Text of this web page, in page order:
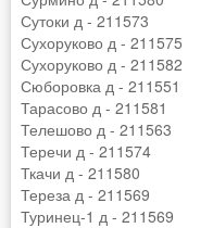
Сутоки д - 211573
Сухоруково д - 211575
Сухоруково д - 211582
Сюборовка д - 211551
Тарасово д - 211581
Телешово д - 211563
Теречи д - 211574
Ткачи д - 211580
Тереза ​​д - 211569
Туринец-1 д - 211569